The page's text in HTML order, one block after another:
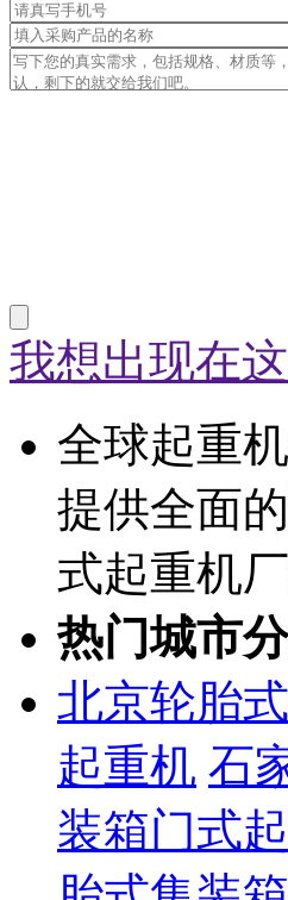
我想出现在
全球起重
提供全面
式起重机
热门城市分
北京轮胎
起重机 石
装箱门式